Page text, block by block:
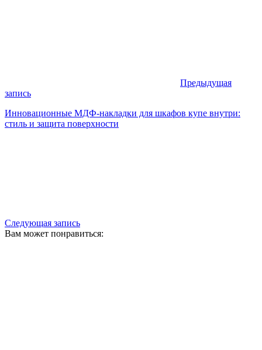
Предыдущая
запись
Инновационные МДФ-накладки для шкафов купе внутри:
стиль и защита поверхности
Следующая запись
Вам может понравиться: